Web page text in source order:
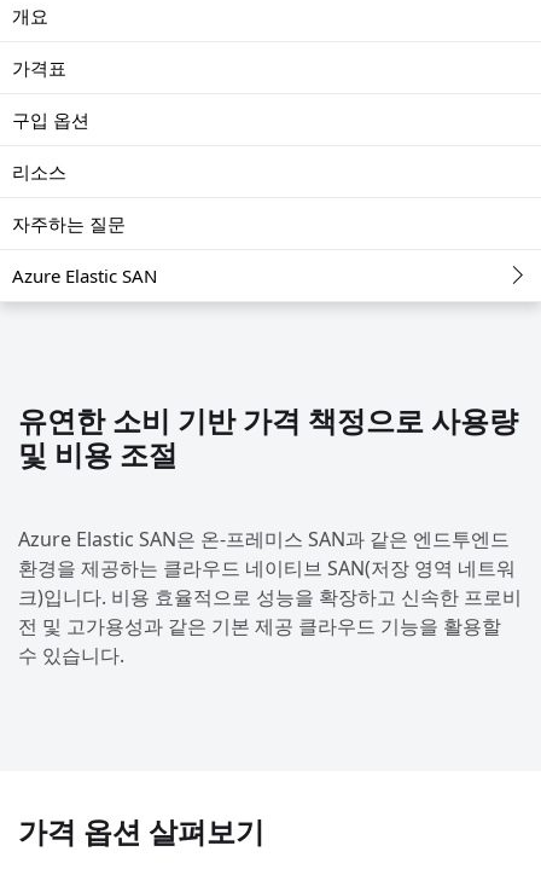
개요
가격표
구입 옵션
리소스
자주하는 질문
Azure Elastic SAN
유연한 소비 기반 가격 책정으로 사용량
및 비용 조절
Azure Elastic SAN은 온-프레미스 SAN과 같은 엔드투엔드
환경을 제공하는 클라우드 네이티브 SAN(저장 영역 네트워
크)입니다. 비용 효율적으로 성능을 확장하고 신속한 프로비
전 및 고가용성과 같은 기본 제공 클라우드 기능을 활용할
수 있습니다.
가격 옵션 살펴보기